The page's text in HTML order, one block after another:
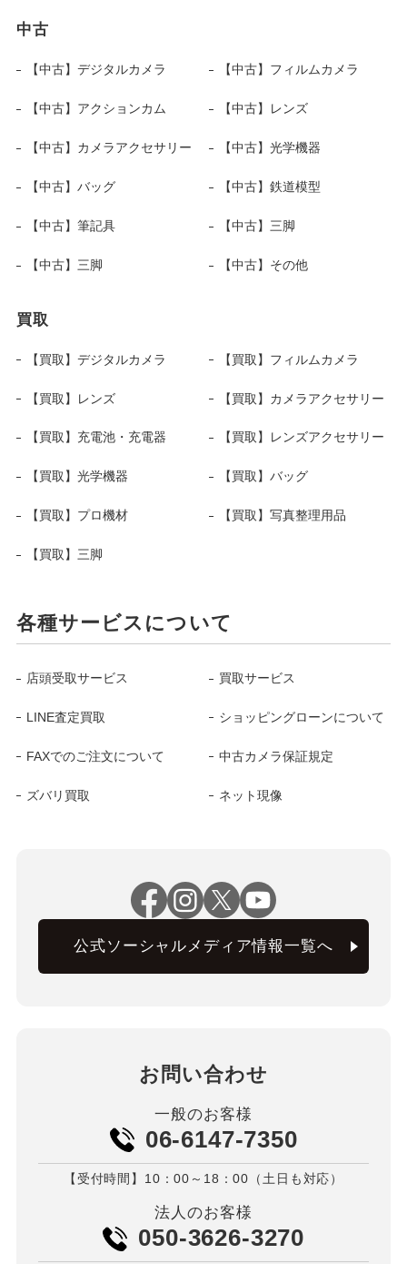
中古
【中古】デジタルカメラ 【中古】フィルムカメラ
【中古】アクションカム 【中古】レンズ
【中古】カメラアクセサリー 【中古】光学機器
【中古】バッグ 【中古】鉄道模型
【中古】筆記具 【中古】三脚
【中古】三脚 【中古】その他
買取
【買取】デジタルカメラ 【買取】フィルムカメラ
【買取】レンズ 【買取】カメラアクセサリー
【買取】充電池・充電器 【買取】レンズアクセサリー
【買取】光学機器 【買取】バッグ
【買取】プロ機材 【買取】写真整理用品
【買取】三脚
各種サービスについて
店頭受取サービス 買取サービス
LINE査定買取 ショッピングローンについて
FAXでのご注文について 中古カメラ保証規定
ズバリ買取 ネット現像
公式ソーシャルメディア情報一覧へ
お問い合わせ
一般のお客様
06-6147-7350
【受付時間】10：00～18：00（土日も対応）
法人のお客様
050-3626-3270